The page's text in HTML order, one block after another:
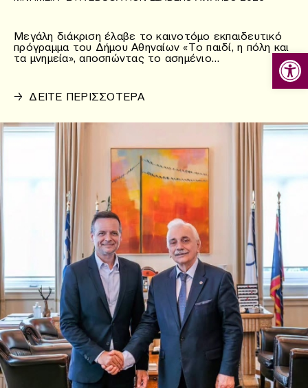
Μεγάλη διάκριση έλαβε το καινοτόμο εκπαιδευτικό
πρόγραμμα του Δήμου Αθηναίων «Το παιδί, η πόλη και
τα μνημεία», αποσπώντας το ασημένιο…
→ ΔΕΙΤΕ ΠΕΡΙΣΣΟΤΕΡΑ